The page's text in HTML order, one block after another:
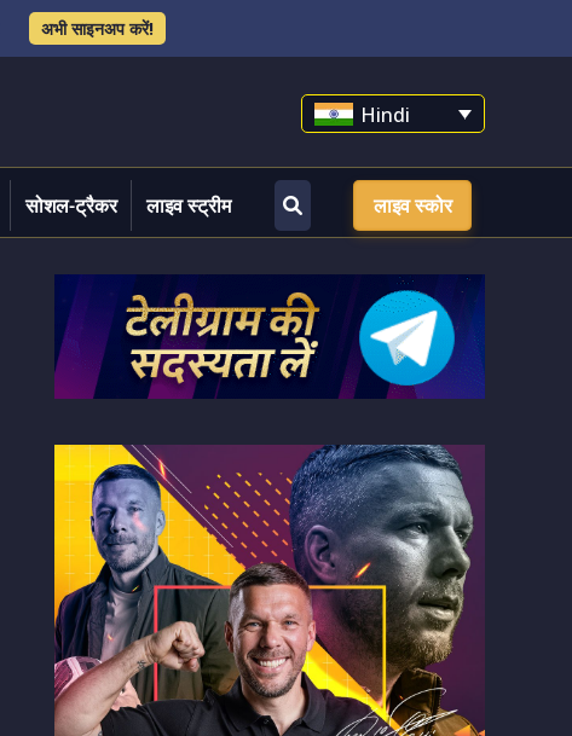
अभी साइनअप करें!
Hindi
सोशल-ट्रैकर लाइव स्ट्रीम लाइव स्कोर